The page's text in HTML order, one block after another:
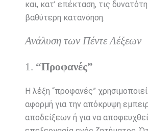
και, κατ’ επέκταση, τις
βαθύτερη κατανόηση.
Ανάλυση των Πέντε Λέξεων
1. “Προφανές”
Η λέξη “προφανές”
αφορμή για την απόκρυψη
αποδείξεων ή για να